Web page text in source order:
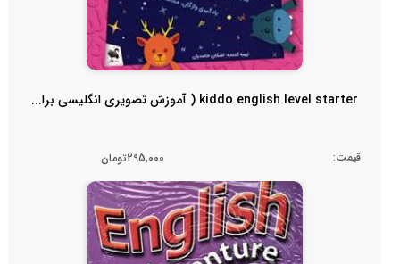
kiddo english level starter ( آموزش تصویری انگلیسی برا...
قیمت: 295,000تومان